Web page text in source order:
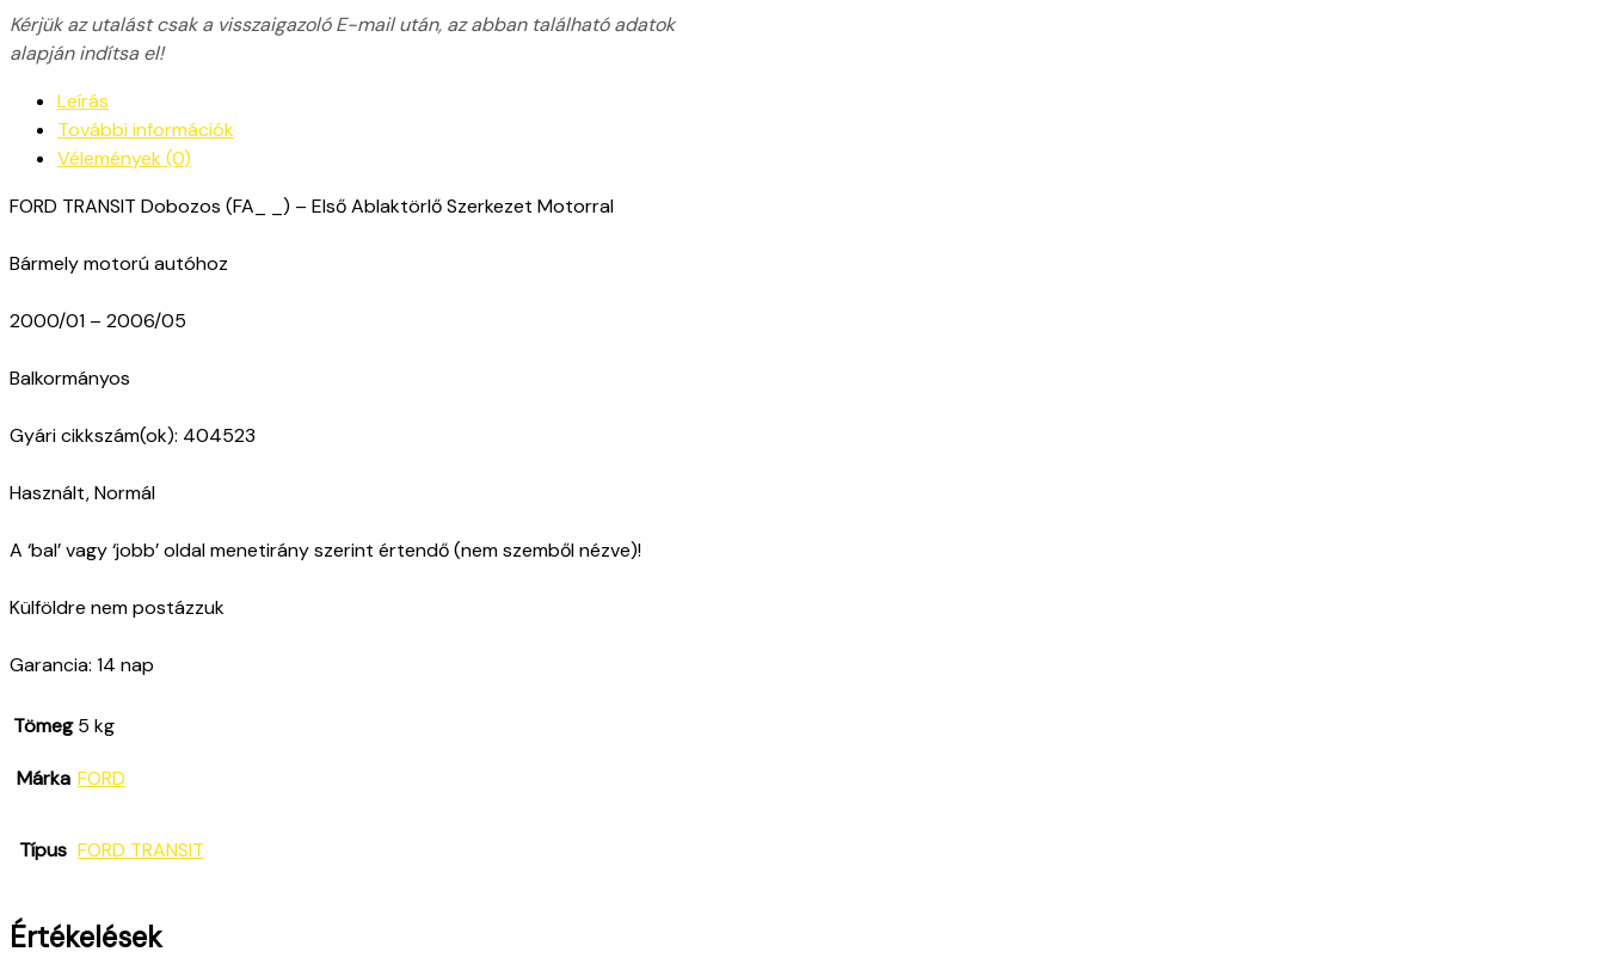
Kérjük az utalást csak a visszaigazoló E-mail után, az abban található adatok
alapján indítsa el!
Leírás
További információk
Vélemények (0)
FORD TRANSIT Dobozos (FA_ _) – Első Ablaktörlő Szerkezet Motorral
Bármely motorú autóhoz
2000/01 – 2006/05
Balkormányos
Gyári cikkszám(ok): 404523
Használt, Normál
A ‘bal’ vagy ‘jobb’ oldal menetirány szerint értendő (nem szemből nézve)!
Külföldre nem postázzuk
Garancia: 14 nap
Tömeg 5 kg
Márka FORD
Típus FORD TRANSIT
Értékelések